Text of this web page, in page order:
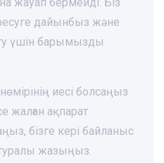
дайынбыз және
үшін барымызды
иесі болсаңыз
жалған ақпарат
бізге кері байланыс
жазыңыз.